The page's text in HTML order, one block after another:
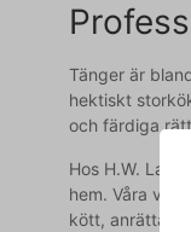
Tänger är
hektiskt
och färdiga
Hos H.W.
hem. Våra
kött, anrättar